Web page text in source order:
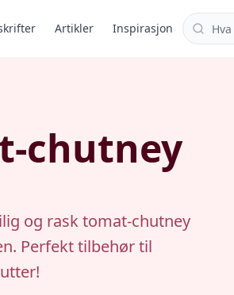
Artikler Inspirasjon Søk i
chutney
og rask tomat-chutney
Perfekt tilbehør til